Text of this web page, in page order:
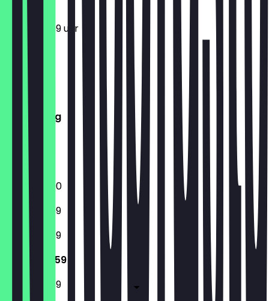
12:00 - 23:59 uur
Maandag
Dinsdag
Woensdag
Donderdag
Vrijdag
Zaterdag
Zondag
12:00 - 23:00
12:00 - 23:59
12:00 - 23:59
12:00 - 23:59
12:00 - 23:59